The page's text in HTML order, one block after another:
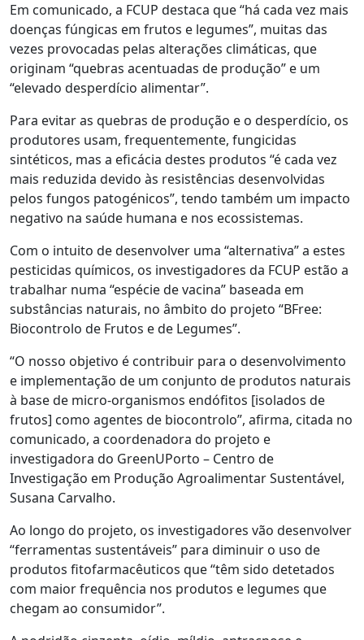
Em comunicado, a FCUP destaca que “há cada vez mais
doenças fúngicas em frutos e legumes”, muitas das
vezes provocadas pelas alterações climáticas, que
originam “quebras acentuadas de produção” e um
“elevado desperdício alimentar”.
Para evitar as quebras de produção e o desperdício, os
produtores usam, frequentemente, fungicidas
sintéticos, mas a eficácia destes produtos “é cada vez
mais reduzida devido às resistências desenvolvidas
pelos fungos patogénicos”, tendo também um impacto
negativo na saúde humana e nos ecossistemas.
Com o intuito de desenvolver uma “alternativa” a estes
pesticidas químicos, os investigadores da FCUP estão a
trabalhar numa “espécie de vacina” baseada em
substâncias naturais, no âmbito do projeto “BFree:
Biocontrolo de Frutos e de Legumes”.
“O nosso objetivo é contribuir para o desenvolvimento
e implementação de um conjunto de produtos naturais
à base de micro-organismos endófitos [isolados de
frutos] como agentes de biocontrolo”, afirma, citada no
comunicado, a coordenadora do projeto e
investigadora do GreenUPorto – Centro de
Investigação em Produção Agroalimentar Sustentável,
Susana Carvalho.
Ao longo do projeto, os investigadores vão desenvolver
“ferramentas sustentáveis” para diminuir o uso de
produtos fitofarmacêuticos que “têm sido detetados
com maior frequência nos produtos e legumes que
chegam ao consumidor”.